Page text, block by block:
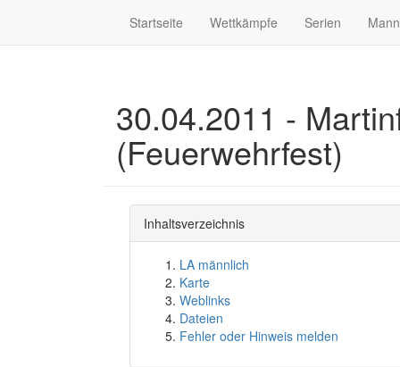
Startseite Wettkämpfe Serien
30.04.2011 -
(Feuerwehrfest)
Inhaltsverzeichnis
LA männlich
Karte
Weblinks
Dateien
Fehler oder Hinweis melden